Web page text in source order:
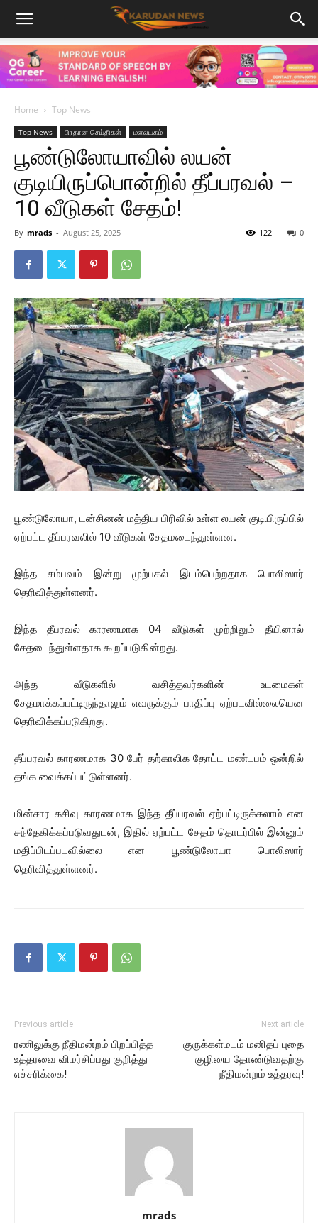
Home Top News
Top News பிரதான செய்திகள் மலையகம்
பூண்டுலோயாவில் லயன்
குடியிருப்பொன்றில் தீப்பரவல் –
10 வீடுகள் சேதம்!
By mrads - August 25, 2025 0
122
பூண்டுலோயா, டன்சினன் மத்திய பிரிவில் உள்ள லயன் குடியிருப்பில்
ஏற்பட்ட தீப்பரவலில் 10 வீடுகள் சேதமடைந்துள்ளன.
இந்த சம்பவம் இன்று முற்பகல் இடம்பெற்றதாக பொலிஸார்
தெரிவித்துள்ளனர்.
இந்த தீபரவல் காரணமாக 04 வீடுகள் முற்றிலும் தீயினால்
சேதடைந்துள்ளதாக கூறப்படுகின்றது.
அந்த வீடுகளில் வசித்தவர்களின் உடமைகள்
சேதமாக்கப்பட்டிருந்தாலும் எவருக்கும் பாதிப்பு ஏற்படவில்லையென
தெரிவிக்கப்படுகிறது.
தீப்பரவல் காரணமாக 30 பேர் தற்காலிக தோட்ட மண்டபம் ஒன்றில்
தங்க வைக்கப்பட்டுள்ளனர்.
மின்சார கசிவு காரணமாக இந்த தீப்பரவல் ஏற்பட்டிருக்கலாம் என
சந்தேகிக்கப்படுவதுடன், இதில் ஏற்பட்ட சேதம் தொடர்பில் இன்னும்
மதிப்பிடப்படவில்லை என பூண்டுலோயா பொலிஸார்
தெரிவித்துள்ளனர்.
Previous article
ரணிலுக்கு நீதிமன்றம் பிறப்பித்த
உத்தரவை விமர்சிப்பது குறித்து
எச்சரிக்கை!
Next article
குருக்கள்மடம் மனிதப் புதை
குழியை தோண்டுவதற்கு
நீதிமன்றம் உத்தரவு!
mrads